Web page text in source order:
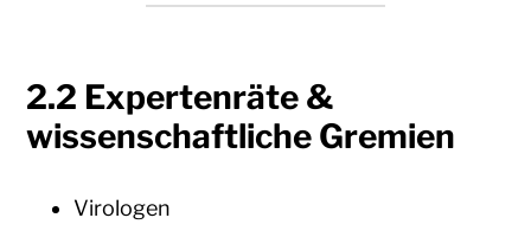
2.2 Expertenräte &
wissenschaftliche Gremien
Virologen